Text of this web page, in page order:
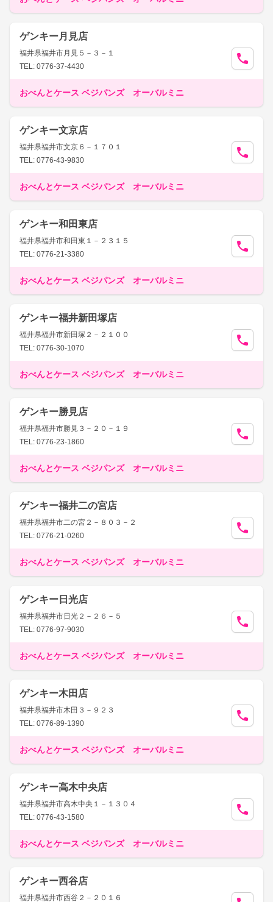
ゲンキー月見店
福井県福井市月見５－３－１
TEL: 0776-37-4430
おべんとケース ベジパンズ オーバルミニ
ゲンキー文京店
福井県福井市文京６－１７０１
TEL: 0776-43-9830
おべんとケース ベジパンズ オーバルミニ
ゲンキー和田東店
福井県福井市和田東１－２３１５
TEL: 0776-21-3380
おべんとケース ベジパンズ オーバルミニ
ゲンキー福井新田塚店
福井県福井市新田塚２－２１００
TEL: 0776-30-1070
おべんとケース ベジパンズ オーバルミニ
ゲンキー勝見店
福井県福井市勝見３－２０－１９
TEL: 0776-23-1860
おべんとケース ベジパンズ オーバルミニ
ゲンキー福井二の宮店
福井県福井市二の宮２－８０３－２
TEL: 0776-21-0260
おべんとケース ベジパンズ オーバルミニ
ゲンキー日光店
福井県福井市日光２－２６－５
TEL: 0776-97-9030
おべんとケース ベジパンズ オーバルミニ
ゲンキー木田店
福井県福井市木田３－９２３
TEL: 0776-89-1390
おべんとケース ベジパンズ オーバルミニ
ゲンキー高木中央店
福井県福井市高木中央１－１３０４
TEL: 0776-43-1580
おべんとケース ベジパンズ オーバルミニ
ゲンキー西谷店
福井県福井市西谷２－２０１６